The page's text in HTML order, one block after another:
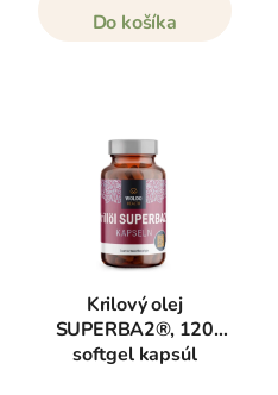
Do košíka
Krilový olej
SUPERBA2®, 120
softgel kapsúl